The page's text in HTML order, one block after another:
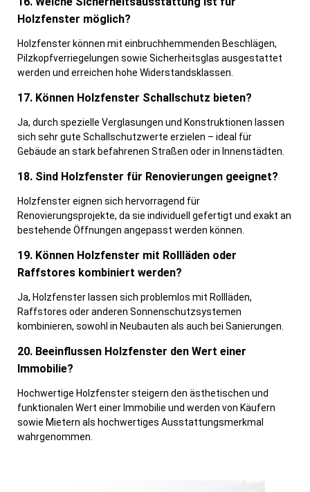
Holzfenster möglich?
Holzfenster können mit einbruchhemmenden Beschlägen,
Pilzkopfverriegelungen sowie Sicherheitsglas ausgestattet
werden und erreichen hohe Widerstandsklassen.
17. Können Holzfenster Schallschutz bieten?
Ja, durch spezielle Verglasungen und Konstruktionen lassen
sich sehr gute Schallschutzwerte erzielen – ideal für
Gebäude an stark befahrenen Straßen oder in Innenstädten.
18. Sind Holzfenster für Renovierungen geeignet?
Holzfenster eignen sich hervorragend für
Renovierungsprojekte, da sie individuell gefertigt und exakt an
bestehende Öffnungen angepasst werden können.
19. Können Holzfenster mit Rollläden oder
Raffstores kombiniert werden?
Ja, Holzfenster lassen sich problemlos mit Rollläden,
Raffstores oder anderen Sonnenschutzsystemen
kombinieren, sowohl in Neubauten als auch bei Sanierungen.
20. Beeinflussen Holzfenster den Wert einer
Immobilie?
Hochwertige Holzfenster steigern den ästhetischen und
funktionalen Wert einer Immobilie und werden von Käufern
sowie Mietern als hochwertiges Ausstattungsmerkmal
wahrgenommen.